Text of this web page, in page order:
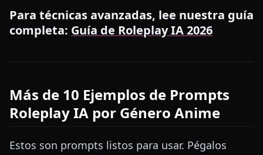
Para técnicas avanzadas, lee nuestra guía
completa: Guía de Roleplay IA 2026
Más de 10 Ejemplos de Prompts
Roleplay IA por Género Anime
Estos son prompts listos para usar. Pégalos